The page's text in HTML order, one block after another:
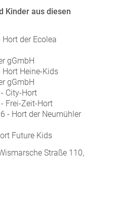
Kinder aus diesen
der Ecolea
gGmbH
Heine-Kids
gGmbH
City-Hort
Frei-Zeit-Hort
- Hort der Neumühler
Future Kids
Straße 110,